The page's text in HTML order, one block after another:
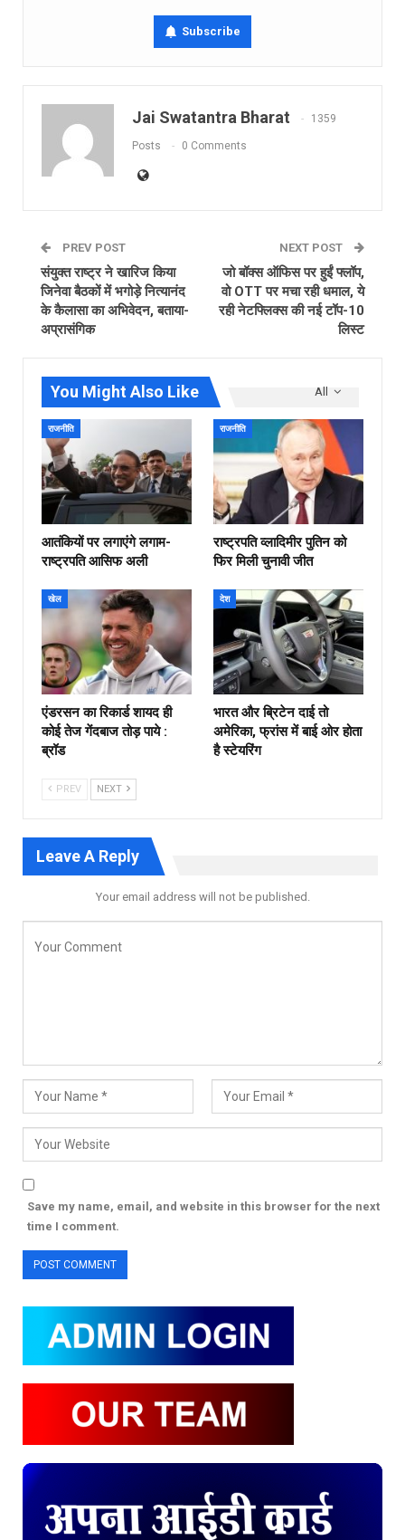
Subscribe
Jai Swatantra Bharat 1359
Posts 0 Comments
PREV POST
संयुक्त राष्ट्र ने खारिज किया
जिनेवा बैठकों में भगोड़े नित्यानंद
के कैलासा का अभिवेदन, बताया-
अप्रासंगिक
NEXT POST
जो बॉक्स ऑफिस पर हुईं फ्लॉप,
वो OTT पर मचा रही धमाल, ये
रही नेटफ्ल‍िक्‍स की नई टॉप-10
लिस्‍ट
All
You Might Also Like
राजनीति
आतंकियों पर लगाएंगे लगाम-
राष्ट्रपति आसिफ अली
राजनीति
राष्ट्रपति व्लादिमीर पुतिन को
फिर मिली चुनावी जीत
खेल
एंडरसन का रिकार्ड शायद ही
कोई तेज गेंदबाज तोड़ पाये :
ब्रॉड
देश
भारत और ब्रिटेन दाई तो
अमेरिका, फ्रांस में बाई ओर होता
है स्टेयरिंग
PREV NEXT
Leave A Reply
Your email address will not be published.
Save my name, email, and website in this browser for the next
time I comment.